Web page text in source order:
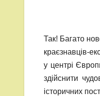
Так! Багато
краєзнавців-
у центрі
здійснити
історичних